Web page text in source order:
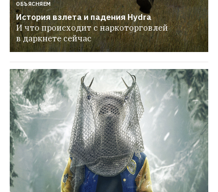
ОБЪЯСНЯЕМ
История взлета и падения Hydra
И что происходит с наркоторговлей
в даркнете сейчас